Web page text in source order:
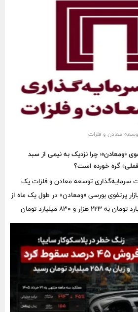
این شرکت نبوده است.
معادن و فلزات
«ومعادن»؛ چرا نزدیک به نیمی از سبد
گره خورده است؟
سرمایه‌گذاری توسعه معادن و فلزات یک
پرتفوی بورسی «ومعادن» در طول یک ماه از
حدود ۲۳۸ هزار و ۳۵۵ میلیارد تومان به ۲۲۳ هزار و ۸۳۰ میلیارد تومان
کاهش یافته است. افتی حدود ۱۴ هزار و ۵۲۵ میلیارد تومان که در
شرایطی رقم خورده که شرکت در همان ماه نزدیک به ۹۸۲ میلیارد تومان
سهام جدید نیز خریداری کرده و ۴۸ درصد سبد بورسی آن به سهام ملی